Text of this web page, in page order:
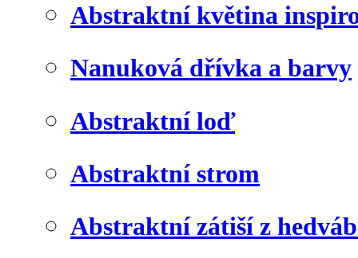
Abstraktní květina
Nanuková dřívka a barvy
Abstraktní loď
Abstraktní strom
Abstraktní zátiší z